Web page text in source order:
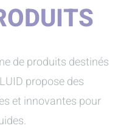
de produits destinés
propose des
et innovantes pour